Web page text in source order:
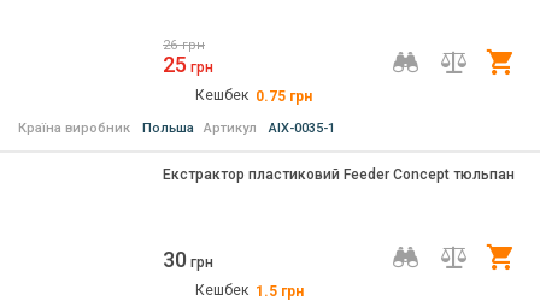
26 грн
25 грн
Кешбек 0.75 грн
Країна виробник Польша Артикул AIX-0035-1
Екстрактор пластиковий Feeder Concept тюльпан
30 грн
Кешбек 1.5 грн